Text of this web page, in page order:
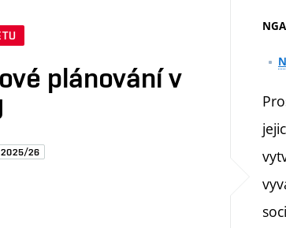
plánování v
2025/26